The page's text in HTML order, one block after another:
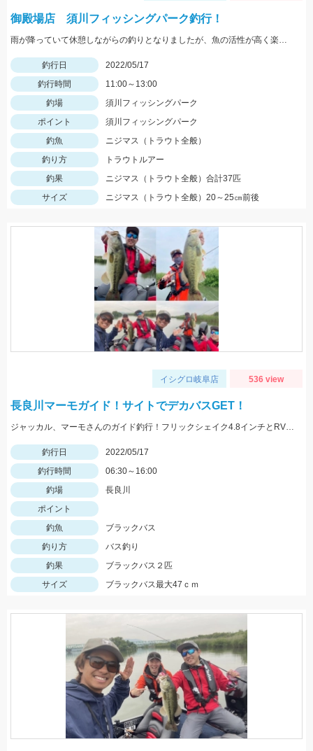
御殿場店 須川フィッシングパーク釣行！
雨が降っていて休憩しながらの釣りとなりましたが、魚の活性が高く楽しむことができました！Bスパーク2.0ｇのＧマジョーラに反応良かったです。
釣行日
2022/05/17
釣行時間
11:00～13:00
釣場
須川フィッシングパーク
ポイント
須川フィッシングパーク
釣魚
ニジマス（トラウト全般）
釣り方
トラウトルアー
釣果
ニジマス（トラウト全般）合計37匹
サイズ
ニジマス（トラウト全般）20～25㎝前後
イシグロ岐阜店 536 view
長良川マーモガイド！サイトでデカバスGET！
ジャッカル、マーモさんのガイド釣行！フリックシェイク4.8インチとRVドリフトフライ3インチで釣れました！
釣行日
2022/05/17
釣行時間
06:30～16:00
釣場
長良川
ポイント
釣魚
ブラックバス
釣り方
バス釣り
釣果
ブラックバス２匹
サイズ
ブラックバス最大47ｃｍ